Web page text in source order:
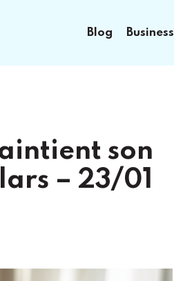
Blog Business
son
– 23/01